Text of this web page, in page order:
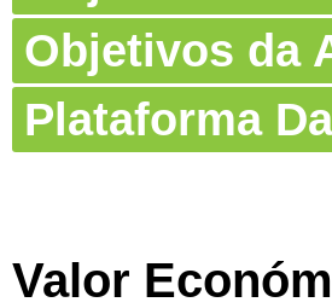
Objetivos da
Plataforma
Valor